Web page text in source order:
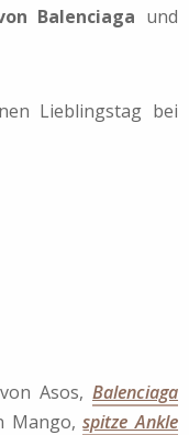
Balenciaga und
Lieblingstag bei
von Asos,Balenciaga
Mango,spitze Ankle